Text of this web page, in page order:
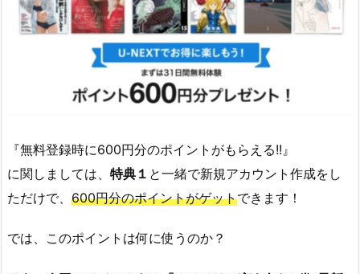
『無料登録時に600円分のポイントがもらえる!!』
に関しましては、 特典１ と一緒で新規アカウント作成をし
ただけで、 600円分のポイントがゲットできます！
では、このポイントは何に使うのか？